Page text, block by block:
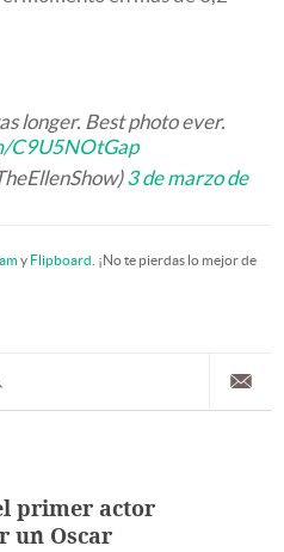
longer. Best photo ever.
C9U5NOtGap
3 de marzo de
y Flipboard . ¡No te pierdas lo mejor de
primer actor
un Oscar